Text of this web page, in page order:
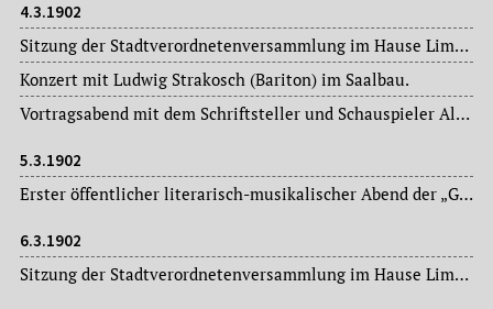
4.3.1902
Sitzung der Stadtverordnetenversammlung im Hause Limpurg: Magistratsvorlagen, Ausschussberichte.
Konzert mit Ludwig Strakosch (Bariton) im Saalbau.
Vortragsabend mit dem Schriftsteller und Schauspieler Alfred Auerbach (1873-1954), seit 1898 Charakterschauspieler am Frankfurter Schauspielhaus, in Dr. Hoch’s Konservatorium.
5.3.1902
Erster öffentlicher literarisch-musikalischer Abend der „Gesellschaft für ästhetische Kultur“.
6.3.1902
Sitzung der Stadtverordnetenversammlung im Hause Limpurg: Magistratsvorlagen, Ausschussberichte.